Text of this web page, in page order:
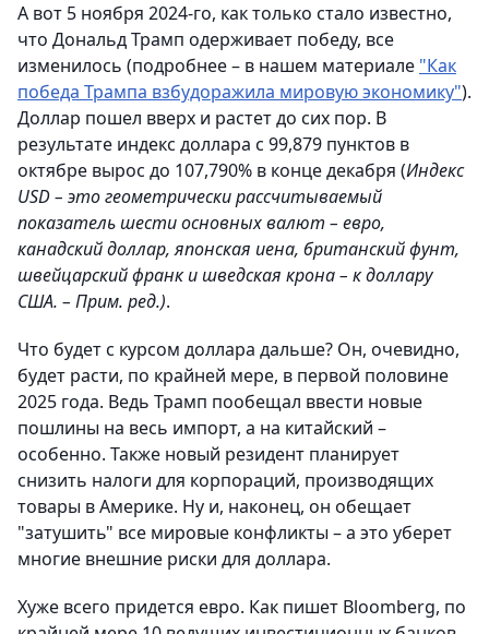
А вот 5 ноября 2024-го, как только стало известно,
что Дональд Трамп одерживает победу, все
изменилось (подробнее – в нашем материале "Как
победа Трампа взбудоражила мировую экономику").
Доллар пошел вверх и растет до сих пор. В
результате индекс доллара с 99,879 пунктов в
октябре вырос до 107,790% в конце декабря (Индекс
USD – это геометрически рассчитываемый
показатель шести основных валют – евро,
канадский доллар, японская иена, британский фунт,
швейцарский франк и шведская крона – к доллару
США. – Прим. ред.).
Что будет с курсом доллара дальше? Он, очевидно,
будет расти, по крайней мере, в первой половине
2025 года. Ведь Трамп пообещал ввести новые
пошлины на весь импорт, а на китайский –
особенно. Также новый резидент планирует
снизить налоги для корпораций, производящих
товары в Америке. Ну и, наконец, он обещает
"затушить" все мировые конфликты – а это уберет
многие внешние риски для доллара.
Хуже всего придется евро. Как пишет Bloomberg, по